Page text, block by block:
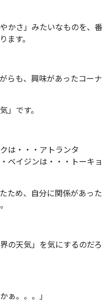
かさ」みたいなものを、番
ます。
らも、興味があったコーナ
」です。
は・・・アトランタ
ベイジンは・・・トーキョ
ため、自分に関係があった
の天気」を気にするのだろ
ぁ。。。」